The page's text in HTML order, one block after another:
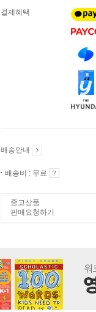
결제혜택
배송안내
배송비 : 무료
중고상품
판매요청하기